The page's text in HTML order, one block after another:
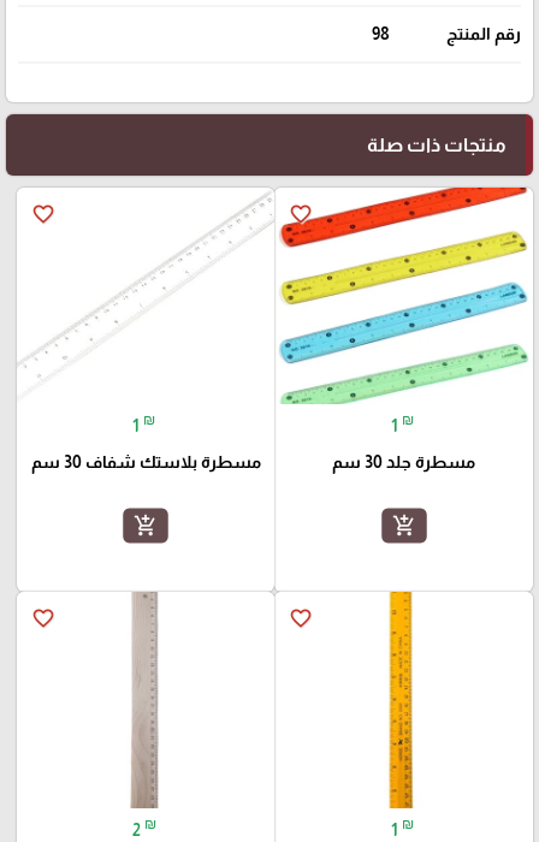
رقم المنتج 98
منتجات ذات صلة
favorite_border
1 ₪
مسطرة جلد 30 سم
add_shopping_cart
favorite_border
1 ₪
مسطرة بلاستك شفاف 30 سم
add_shopping_cart
favorite_border
1 ₪
favorite_border
2 ₪